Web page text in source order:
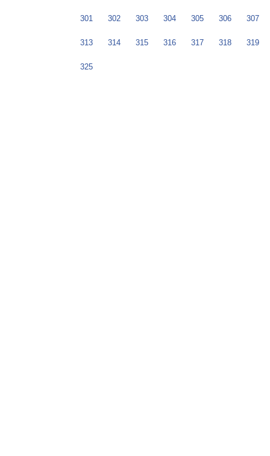
301 302 303 304 305 306 307
313 314 315 316 317 318 319
325